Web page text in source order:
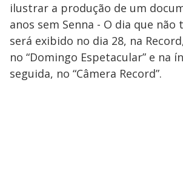
ilustrar a produção de um
anos sem Senna - O dia que não
será exibido no dia 28, na
no “Domingo Espetacular” e na
seguida, no “Câmera Record”.